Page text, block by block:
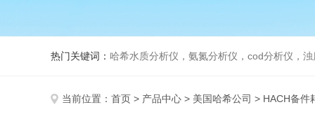
热门关键词： 哈希水质分析仪，氨氮分析仪，cod分析仪，
当前位置： 首页 > 产品中心 > 美国哈希公司 > HACH备件